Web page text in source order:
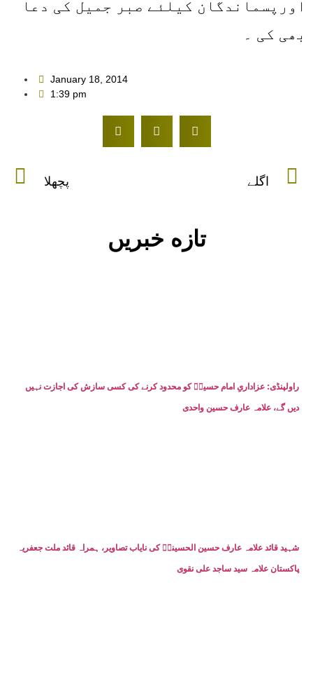
تازه خبریں
راولپنڈی: عزاداریِ امام حسینؑ کو محدود کرنے کی کسی سازش کی اجازت نہیں
دیں گے، علامہ عارف حسین واحدی
شہید قائد علامہ عارف حسین الحسینیؒ کی نایاب تصاویر، ہمراہ قائد ملت جعفریہ
پاکستان علامہ سید ساجد علی نقوی
اورپسماندگان کیلئے صبر جمیل کی دعا
بھی کی ۔
January 18, 2014
1:39 pm
پچھلا اگلے